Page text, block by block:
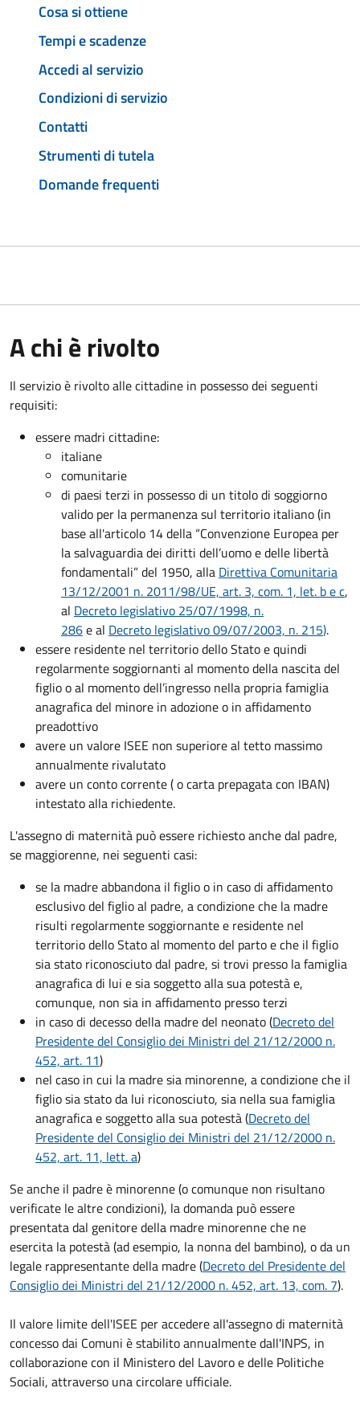
Cosa si ottiene
Tempi e scadenze
Accedi al servizio
Condizioni di servizio
Contatti
Strumenti di tutela
Domande frequenti
A chi è rivolto
Il servizio è rivolto alle cittadine in possesso dei seguenti
requisiti:
essere madri cittadine:
italiane
comunitarie
di paesi terzi in possesso di un titolo di soggiorno
valido per la permanenza sul territorio italiano (in
base all'articolo 14 della “Convenzione Europea per
la salvaguardia dei diritti dell’uomo e delle libertà
fondamentali” del 1950, alla Direttiva Comunitaria
13/12/2001 n. 2011/98/UE, art. 3, com. 1, let. b e c,
al Decreto legislativo 25/07/1998, n.
286e al Decreto legislativo 09/07/2003, n. 215).
essere residente nel territorio dello Stato e quindi
regolarmente soggiornanti al momento della nascita del
figlio o al momento dell’ingresso nella propria famiglia
anagrafica del minore in adozione o in affidamento
preadottivo
avere un valore ISEE non superiore al tetto massimo
annualmente rivalutato
avere un conto corrente ( o carta prepagata con IBAN)
intestato alla richiedente.
L'assegno di maternità può essere richiesto anche dal padre,
se maggiorenne, nei seguenti casi:
se la madre abbandona il figlio o in caso di affidamento
esclusivo del figlio al padre, a condizione che la madre
risulti regolarmente soggiornante e residente nel
territorio dello Stato al momento del parto e che il figlio
sia stato riconosciuto dal padre, si trovi presso la famiglia
anagrafica di lui e sia soggetto alla sua potestà e,
comunque, non sia in affidamento presso terzi
in caso di decesso della madre del neonato (Decreto del
Presidente del Consiglio dei Ministri del 21/12/2000 n.
452, art. 11)
nel caso in cui la madre sia minorenne, a condizione che il
figlio sia stato da lui riconosciuto, sia nella sua famiglia
anagrafica e soggetto alla sua potestà (Decreto del
Presidente del Consiglio dei Ministri del 21/12/2000 n.
452, art. 11, lett. a)
Se anche il padre è minorenne (o comunque non risultano
verificate le altre condizioni), la domanda può essere
presentata dal genitore della madre minorenne che ne
esercita la potestà (ad esempio, la nonna del bambino), o da un
legale rappresentante della madre (Decreto del Presidente del
Consiglio dei Ministri del 21/12/2000 n. 452, art. 13, com. 7).
Il valore limite dell'ISEE per accedere all'assegno di maternità
concesso dai Comuni è stabilito annualmente dall'INPS, in
collaborazione con il Ministero del Lavoro e delle Politiche
Sociali, attraverso una circolare ufficiale.